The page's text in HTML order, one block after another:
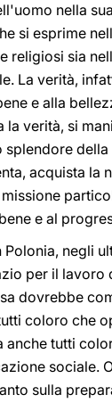
nella
si esprime
religiosi sia
La verità,
e alla
la verità, si
splendore
acquista la
e al
Polonia, negli
per il lavoro
dovrebbe
coloro che
anche tutti
sociale.
sulla